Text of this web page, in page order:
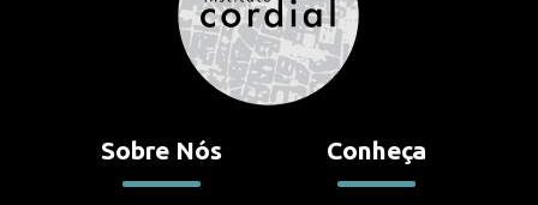
Sobre Nós Conheça